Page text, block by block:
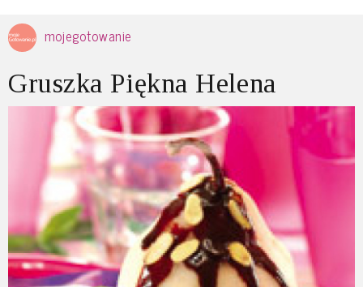
mojegotowanie
Gruszka Piękna Helena